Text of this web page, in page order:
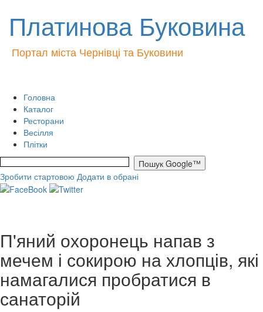
Платинова Буковина
Портал міста Чернівці та Буковини
Головна
Каталог
Ресторани
Весілля
Плітки
Зробити стартовою Додати в обрані
П'яний охоронець напав з
мечем і сокирою на хлопців, які
намагалися пробратися в
санаторій